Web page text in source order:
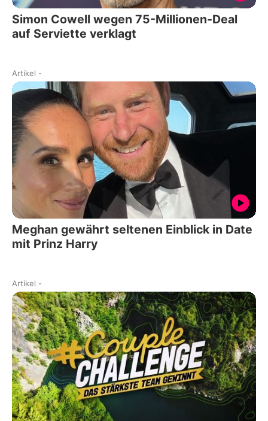
Simon Cowell wegen 75-Millionen-Deal
auf Serviette verklagt
Artikel -
Meghan gewährt seltenen Einblick in Date
mit Prinz Harry
Artikel -